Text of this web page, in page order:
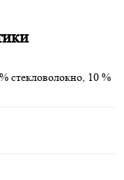
стекловолокно, 10 %